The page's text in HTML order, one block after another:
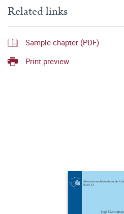
Related links
Sample chapter (PDF)
Print preview